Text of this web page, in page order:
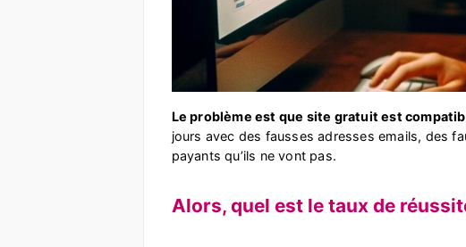
Le problème est que site gratuit est
jours avec des fausses adresses emails, des
payants qu’ils ne vont pas.
Alors, quel est le taux de